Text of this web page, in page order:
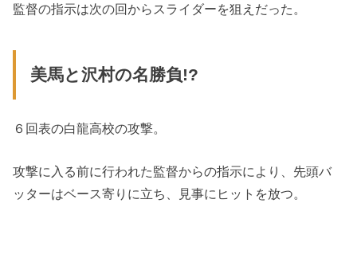
監督の指示は次の回からスライダーを狙えだった。
美馬と沢村の名勝負!?
６回表の白龍高校の攻撃。
攻撃に入る前に行われた監督からの指示により、先頭バ
ッターはベース寄りに立ち、見事にヒットを放つ。